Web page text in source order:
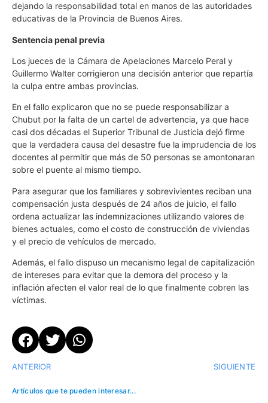
dejando la responsabilidad total en manos de las autoridades
educativas de la Provincia de Buenos Aires.
Sentencia penal previa
Los jueces de la Cámara de Apelaciones Marcelo Peral y
Guillermo Walter corrigieron una decisión anterior que repartía
la culpa entre ambas provincias.
En el fallo explicaron que no se puede responsabilizar a
Chubut por la falta de un cartel de advertencia, ya que hace
casi dos décadas el Superior Tribunal de Justicia dejó firme
que la verdadera causa del desastre fue la imprudencia de los
docentes al permitir que más de 50 personas se amontonaran
sobre el puente al mismo tiempo.
Para asegurar que los familiares y sobrevivientes reciban una
compensación justa después de 24 años de juicio, el fallo
ordena actualizar las indemnizaciones utilizando valores de
bienes actuales, como el costo de construcción de viviendas
y el precio de vehículos de mercado.
Además, el fallo dispuso un mecanismo legal de capitalización
de intereses para evitar que la demora del proceso y la
inflación afecten el valor real de lo que finalmente cobren las
víctimas.
ANTERIOR SIGUIENTE
Artículos que te pueden interesar...